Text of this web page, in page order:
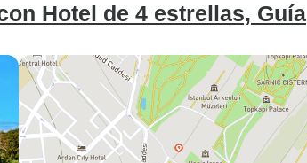
Hotel de 4 estrellas, Guía